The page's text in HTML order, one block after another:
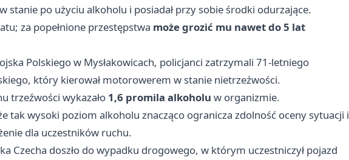
w stanie po użyciu alkoholu i posiadał przy sobie środki odurzające.
za popełnione przestępstwa może grozić mu nawet do 5 lat
Polskiego w Mysłakowicach, policjanci zatrzymali 71-letniego
który kierował motorowerem w stanie nietrzeźwości.
trzeźwości wykazało 1,6 promila alkoholu w organizmie.
tak wysoki poziom alkoholu znacząco ogranicza zdolność oceny sytuacji i
dla uczestników ruchu.
Czecha doszło do wypadku drogowego, w którym uczestniczył pojazd